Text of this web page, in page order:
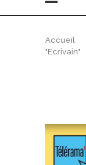
Accueil
"Ecrivain"